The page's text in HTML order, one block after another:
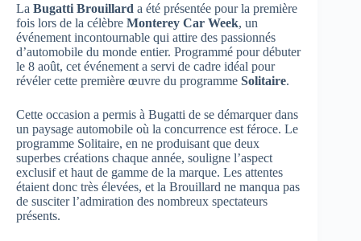
La Bugatti Brouillard a été présentée pour la première
fois lors de la célèbre Monterey Car Week, un
événement incontournable qui attire des passionnés
d’automobile du monde entier. Programmé pour débuter
le 8 août, cet événement a servi de cadre idéal pour
révéler cette première œuvre du programme Solitaire.
Cette occasion a permis à Bugatti de se démarquer dans
un paysage automobile où la concurrence est féroce. Le
programme Solitaire, en ne produisant que deux
superbes créations chaque année, souligne l’aspect
exclusif et haut de gamme de la marque. Les attentes
étaient donc très élevées, et la Brouillard ne manqua pas
de susciter l’admiration des nombreux spectateurs
présents.